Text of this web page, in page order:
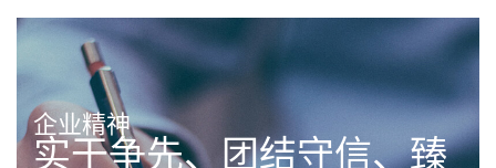
企业精神
实干争先、团结守信、臻